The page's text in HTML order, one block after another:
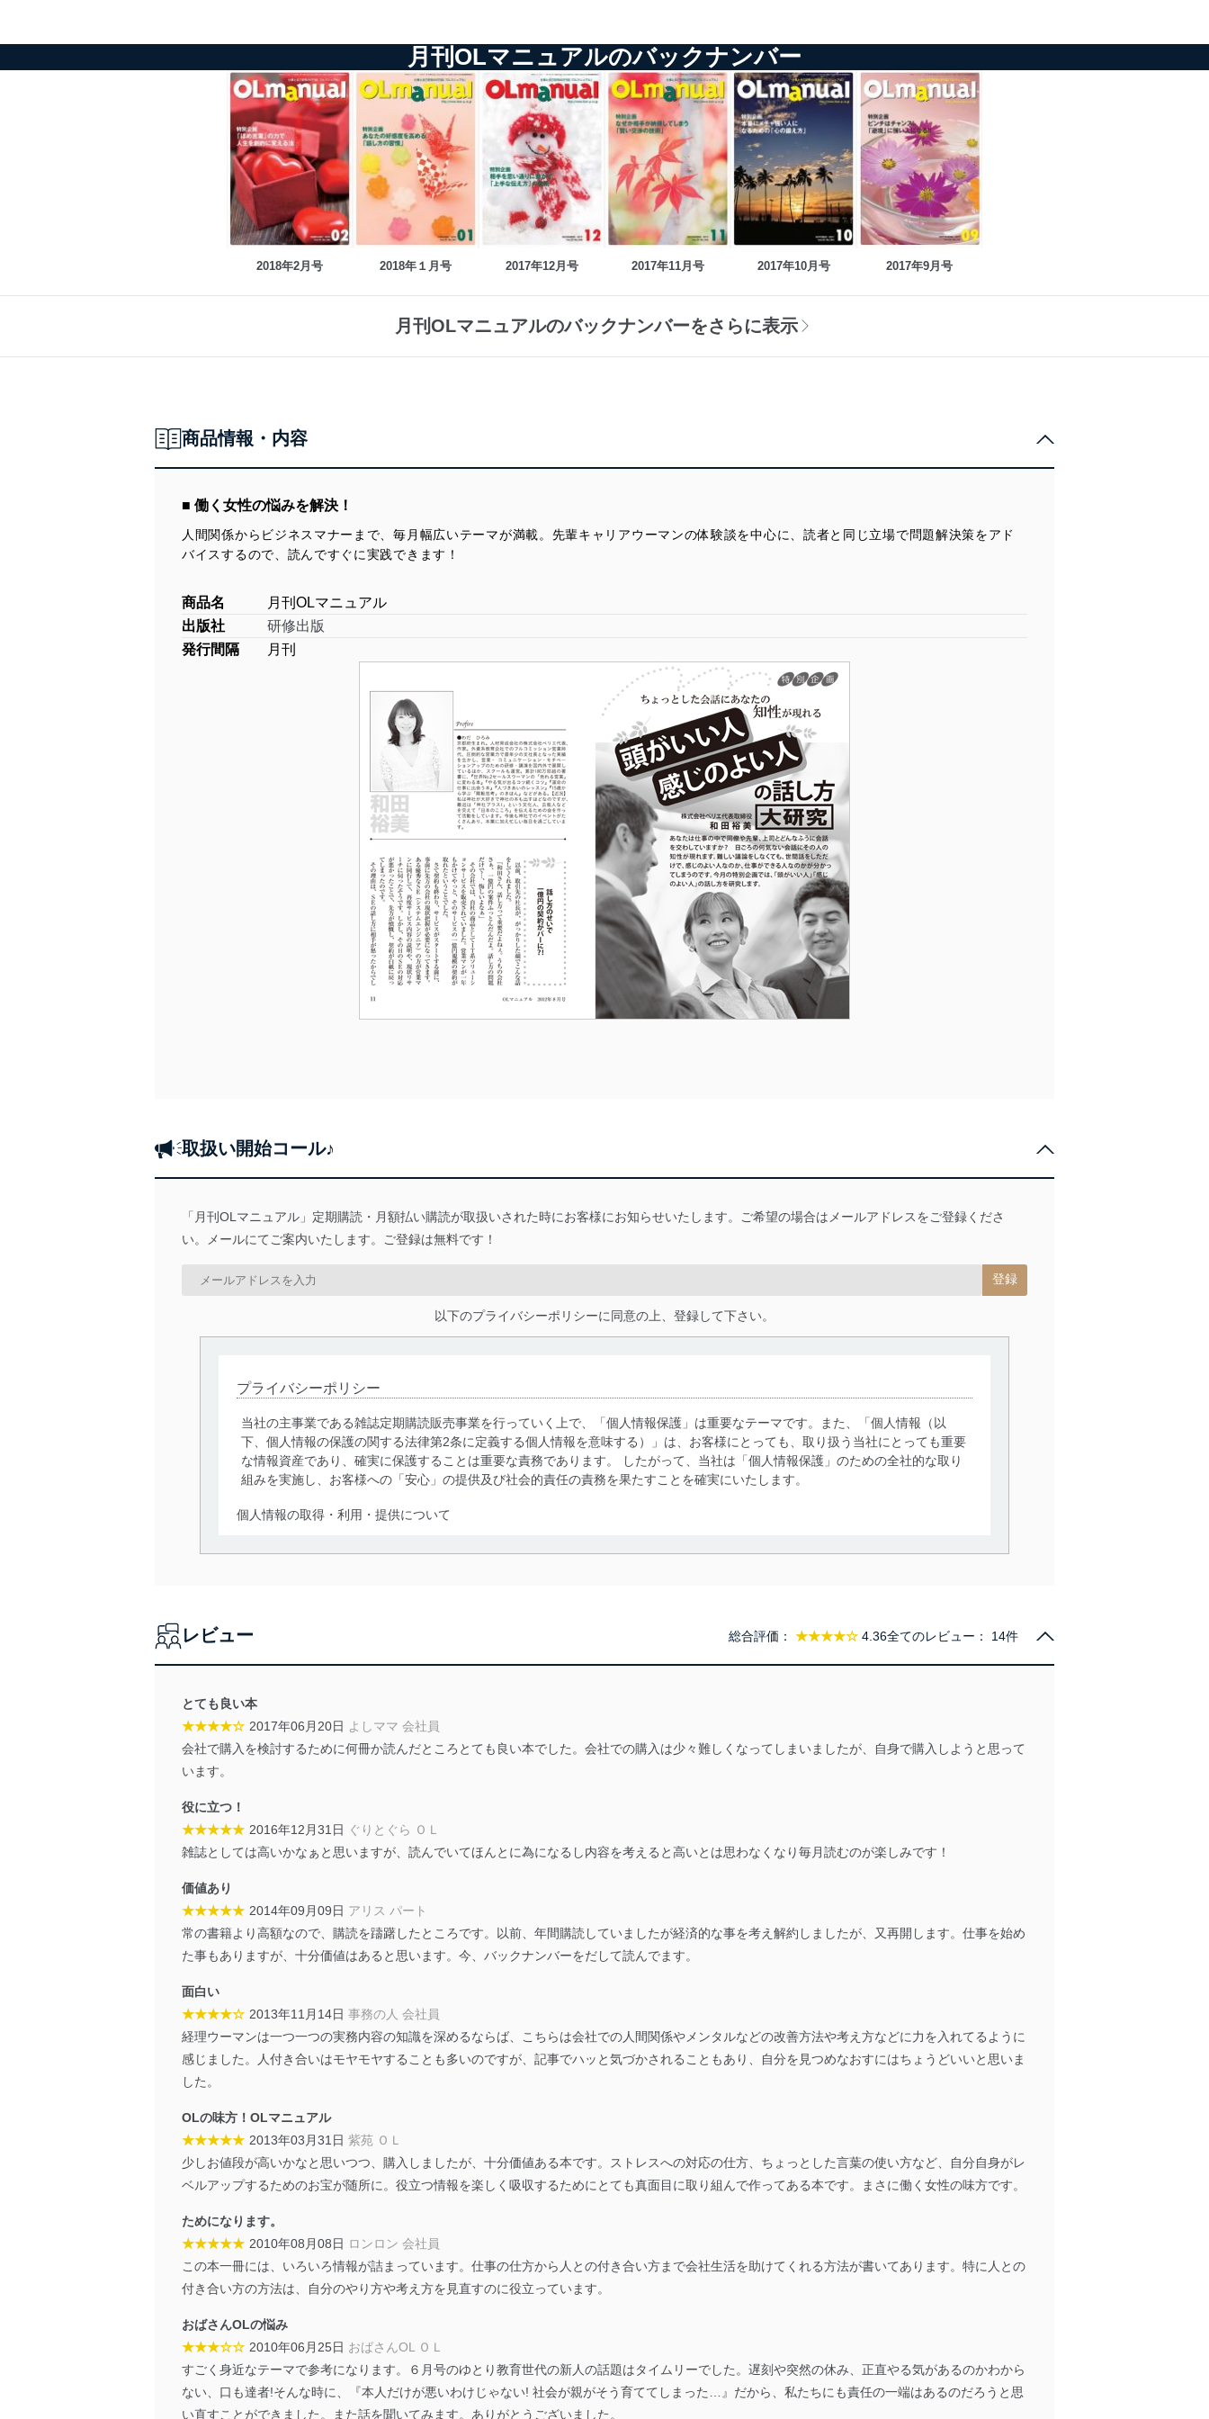
月刊OLマニュアルのバックナンバー
2018年2月号 2018年１月号 2017年12月号 2017年11月号 2017年10月号 2017年9月号
月刊OLマニュアルのバックナンバーをさらに表示
商品情報・内容
■ 働く女性の悩みを解決！
人間関係からビジネスマナーまで、毎月幅広いテーマが満載。先輩キャリアウーマンの体験談を中心に、読者と同じ立場で問題解決策をアド
バイスするので、読んですぐに実践できます！
商品名
月刊OLマニュアル
出版社
研修出版
発行間隔
月刊
取扱い開始コール♪
「月刊OLマニュアル」定期購読・月額払い購読が取扱いされた時にお客様にお知らせいたします。ご希望の場合はメールアドレスをご登録くださ
い。メールにてご案内いたします。ご登録は無料です！
以下のプライバシーポリシーに同意の上、登録して下さい。
プライバシーポリシー
当社の主事業である雑誌定期購読販売事業を行っていく上で、「個人情報保護」は重要なテーマです。また、「個人情報（以
下、個人情報の保護の関する法律第2条に定義する個人情報を意味する）」は、お客様にとっても、取り扱う当社にとっても重要
な情報資産であり、確実に保護することは重要な責務であります。 したがって、当社は「個人情報保護」のための全社的な取り
組みを実施し、お客様への「安心」の提供及び社会的責任の責務を果たすことを確実にいたします。
個人情報の取得・利用・提供について
当社は、個人情報の取得・利用・提供に際して、その利用目的を明確にし、本人の同意を得たうえで利用目的の達成に必要な範
令及びその他の規範を常に適合させます。
個人情報の安全管理措置
個人データを取り扱うことのできる機器及び当該機器を取り扱う従業者を明確化し、 個人データへの不要なアクセスを防止
しています。
機器に標準装備されているユーザー制御機能（ユーザーアカウント制御）により、個人情報データベース等を取り扱う情報
システムを使用する従業者を識別・認証しています。
外部からの不正アクセス等の防止
としています。
情報システムの使用に伴う漏洩等の防止
個人情報保護マネジメントシステムの継続的改善
当社は、内部監査及びマネジメントレビューの機会を通じて、個人情報保護マネジメントシステムを継続的に改善し、常に最良
の状態を維持します。
貴殿の個人情報及び当社の個人情報保護マネジメントシステムに関するご相談及び苦情については以下までご連絡ください。
適切、かつ迅速に対応させていただきます。
株式会社富士山マガジンサービス 個人情報問い合わせ係
FAX：03-5459-7073
e-mail：cs@fujisan.co.jp
改訂：2025年2月20日
制定：2005年4月1日
レビュー 総合評価： ★★★★☆ 4.36全てのレビュー： 14件
とても良い本
★★★★☆ 2017年06月20日 よしママ 会社員
会社で購入を検討するために何冊か読んだところとても良い本でした。会社での購入は少々難しくなってしまいましたが、自身で購入しようと思って
います。
役に立つ！
★★★★★ 2016年12月31日 ぐりとぐら ＯＬ
雑誌としては高いかなぁと思いますが、読んでいてほんとに為になるし内容を考えると高いとは思わなくなり毎月読むのが楽しみです！
価値あり
★★★★★ 2014年09月09日 アリス パート
常の書籍より高額なので、購読を躊躇したところです。以前、年間購読していましたが経済的な事を考え解約しましたが、又再開します。仕事を始め
た事もありますが、十分価値はあると思います。今、バックナンバーをだして読んでます。
面白い
★★★★☆ 2013年11月14日 事務の人 会社員
経理ウーマンは一つ一つの実務内容の知識を深めるならば、こちらは会社での人間関係やメンタルなどの改善方法や考え方などに力を入れてるように
感じました。人付き合いはモヤモヤすることも多いのですが、記事でハッと気づかされることもあり、自分を見つめなおすにはちょうどいいと思いま
した。
OLの味方！OLマニュアル
★★★★★ 2013年03月31日 紫苑 ＯＬ
少しお値段が高いかなと思いつつ、購入しましたが、十分価値ある本です。ストレスへの対応の仕方、ちょっとした言葉の使い方など、自分自身がレ
ベルアップするためのお宝が随所に。役立つ情報を楽しく吸収するためにとても真面目に取り組んで作ってある本です。まさに働く女性の味方です。
ためになります。
★★★★★ 2010年08月08日 ロンロン 会社員
この本一冊には、いろいろ情報が詰まっています。仕事の仕方から人との付き合い方まで会社生活を助けてくれる方法が書いてあります。特に人との
付き合い方の方法は、自分のやり方や考え方を見直すのに役立っています。
おばさんOLの悩み
★★★☆☆ 2010年06月25日 おばさんOL ＯＬ
すごく身近なテーマで参考になります。６月号のゆとり教育世代の新人の話題はタイムリーでした。遅刻や突然の休み、正直やる気があるのかわから
ない、口も達者!そんな時に、『本人だけが悪いわけじゃない! 社会が親がそう育ててしまった…』だから、私たちにも責任の一端はあるのだろうと思
い直すことができました。また話を聞いてみます。ありがとうございました。